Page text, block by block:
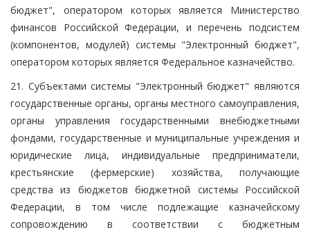
бюджет", оператором которых является Министерство
финансов Российской Федерации, и перечень подсистем
(компонентов, модулей) системы "Электронный бюджет",
оператором которых является Федеральное казначейство.
21. Субъектами системы "Электронный бюджет" являются
государственные органы, органы местного самоуправления,
органы управления государственными внебюджетными
фондами, государственные и муниципальные учреждения и
юридические лица, индивидуальные предприниматели,
крестьянские (фермерские) хозяйства, получающие
средства из бюджетов бюджетной системы Российской
Федерации, в том числе подлежащие казначейскому
сопровождению в соответствии с бюджетным